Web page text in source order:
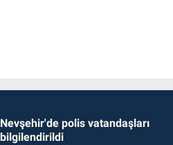
Nevşehir'de polis vatandaşları
bilgilendirildi